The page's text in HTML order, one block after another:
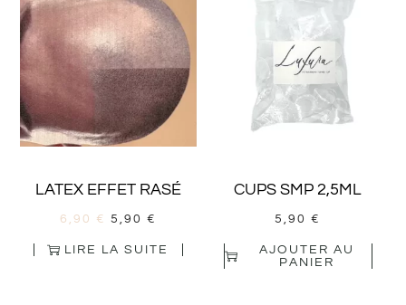
LATEX EFFET RASÉ
6,90 € 5,90 €
LIRE LA SUITE
CUPS SMP 2,5ML
5,90€
AJOUTER AU
PANIER